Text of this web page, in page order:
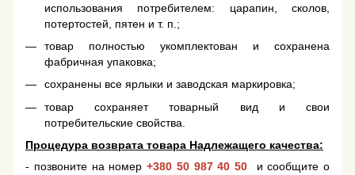
использования потребителем: царапин, сколов,
потертостей, пятен и т. п.;
товар полностью укомплектован и сохранена
фабричная упаковка;
сохранены все ярлыки и заводская маркировка;
товар сохраняет товарный вид и свои
потребительские свойства.
Процедура возврата товара Надлежащего качества:
- позвоните на номер +380 50 987 40 50
и сообщите о